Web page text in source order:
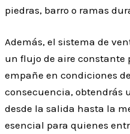
piedras, barro o ramas
Además, el sistema de
un flujo de aire constante
empañe en condiciones
consecuencia, obtendrás
desde la salida hasta la
esencial para quienes